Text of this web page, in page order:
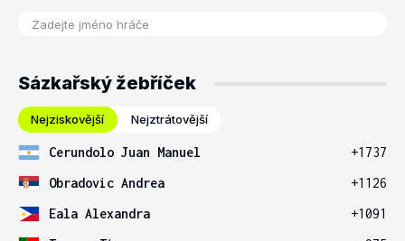
Sázkařský žebříček
Nejziskovější Nejztrátovější
Cerundolo Juan Manuel
+1737
Obradovic Andrea
+1126
Eala Alexandra
+1091